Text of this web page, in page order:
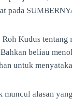
pada
Kudus
beliau
untuk
alasan